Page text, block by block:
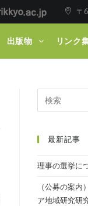
〒
出版物 リンク
最新記事
理事の選挙に
（公募の案
ア地域研究研